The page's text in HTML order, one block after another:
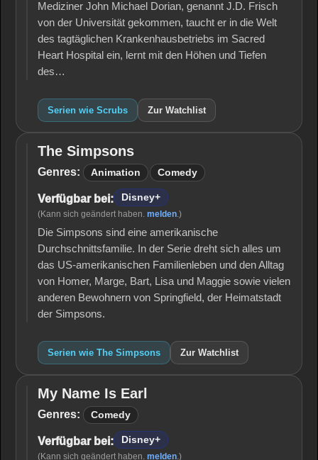
Mediziner John Michael Dorian, genannt J.D. Frisch
von der Universität gekommen, taucht er in die Welt
des tagtäglichen Krankenhausbetriebs im Sacred
Heart Hospital ein, lernt mit den Höhen und Tiefen
des…
Serien wie Scrubs Zur Watchlist
The
Simpsons
The Simpsons
Genres: Animation Comedy
Verfügbar bei: Disney+
(Kann sich geändert haben. melden.)
Die Simpsons sind eine amerikanische
Durchschnittsfamilie. In der Serie dreht sich alles um
das US-amerikanischen Familienleben und den Alltag
von Homer, Marge, Bart, Lisa und Maggie sowie vielen
anderen Bewohnern von Springfield, der Heimatstadt
der Simpsons.
Serien wie The Simpsons Zur Watchlist
My
Name
Earl
My Name Is Earl
Genres: Comedy
Verfügbar bei: Disney+
(Kann sich geändert haben. melden.)